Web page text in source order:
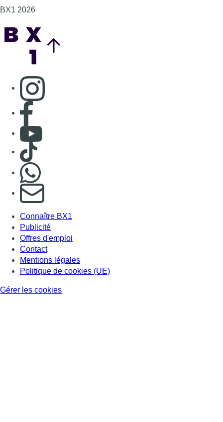
BX1 2026
Consulter page Instagram
Consulter page Facebook
Consulter Youtube
Consulter TikTok
S'abonner à notre newsletter
Connaître BX1
Publicité
Offres d'emploi
Contact
Mentions légales
Politique de cookies (UE)
Gérer les cookies